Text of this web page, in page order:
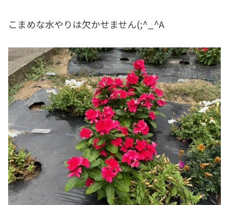
こまめな水やりは欠かせません(;^_^A